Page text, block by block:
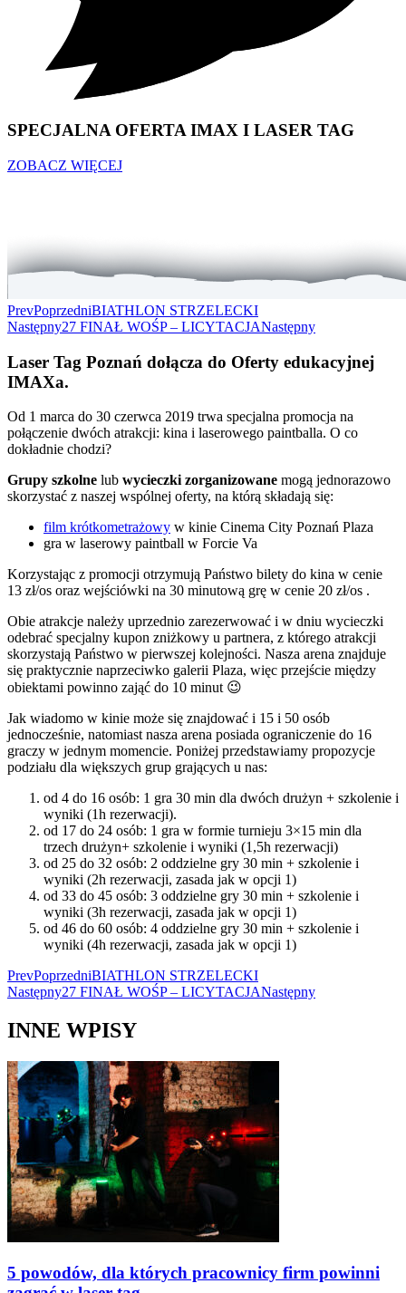
SPECJALNA OFERTA IMAX I LASER TAG
ZOBACZ WIĘCEJ
PrevPoprzedniBIATHLON STRZELECKI
Następny27 FINAŁ WOŚP – LICYTACJANastępny
Laser Tag Poznań dołącza do Oferty edukacyjnej
IMAXa.
Od 1 marca do 30 czerwca 2019 trwa specjalna promocja na
połączenie dwóch atrakcji: kina i laserowego paintballa. O co
dokładnie chodzi?
Grupy szkolne lub wycieczki zorganizowane mogą jednorazowo
skorzystać z naszej wspólnej oferty, na którą składają się:
film krótkometrażowy w kinie Cinema City Poznań Plaza
gra w laserowy paintball w Forcie Va
Korzystając z promocji otrzymują Państwo bilety do kina w cenie
13 zł/os oraz wejściówki na 30 minutową grę w cenie 20 zł/os .
Obie atrakcje należy uprzednio zarezerwować i w dniu wycieczki
odebrać specjalny kupon zniżkowy u partnera, z którego atrakcji
skorzystają Państwo w pierwszej kolejności. Nasza arena znajduje
się praktycznie naprzeciwko galerii Plaza, więc przejście między
obiektami powinno zająć do 10 minut 😉
Jak wiadomo w kinie może się znajdować i 15 i 50 osób
jednocześnie, natomiast nasza arena posiada ograniczenie do 16
graczy w jednym momencie. Poniżej przedstawiamy propozycje
podziału dla większych grup grających u nas:
od 4 do 16 osób: 1 gra 30 min dla dwóch drużyn + szkolenie i
wyniki (1h rezerwacji).
od 17 do 24 osób: 1 gra w formie turnieju 3×15 min dla
trzech drużyn+ szkolenie i wyniki (1,5h rezerwacji)
od 25 do 32 osób: 2 oddzielne gry 30 min + szkolenie i
wyniki (2h rezerwacji, zasada jak w opcji 1)
od 33 do 45 osób: 3 oddzielne gry 30 min + szkolenie i
wyniki (3h rezerwacji, zasada jak w opcji 1)
od 46 do 60 osób: 4 oddzielne gry 30 min + szkolenie i
wyniki (4h rezerwacji, zasada jak w opcji 1)
PrevPoprzedniBIATHLON STRZELECKI
Następny27 FINAŁ WOŚP – LICYTACJANastępny
INNE WPISY
5 powodów, dla których pracownicy firm powinni